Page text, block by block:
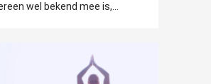
wel bekend mee is,...